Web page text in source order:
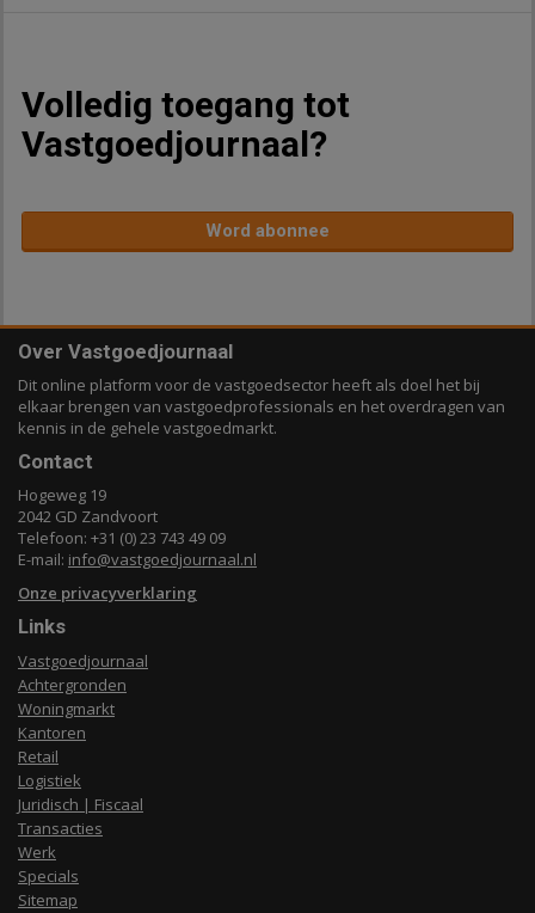
Volledig toegang tot
Vastgoedjournaal?
Word abonnee
Over Vastgoedjournaal
Dit online platform voor de vastgoedsector heeft als doel het bij
elkaar brengen van vastgoedprofessionals en het overdragen van
kennis in de gehele vastgoedmarkt.
Contact
Hogeweg 19
2042 GD Zandvoort
Telefoon: +31 (0) 23 743 49 09
E-mail: info@vastgoedjournaal.nl
Onze privacyverklaring
Links
Vastgoedjournaal
Achtergronden
Woningmarkt
Kantoren
Retail
Logistiek
Juridisch | Fiscaal
Transacties
Werk
Specials
Sitemap